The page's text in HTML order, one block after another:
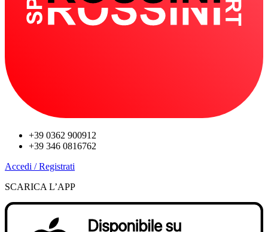
+39 0362 900912
+39 346 0816762
Accedi / Registrati
SCARICA L’APP